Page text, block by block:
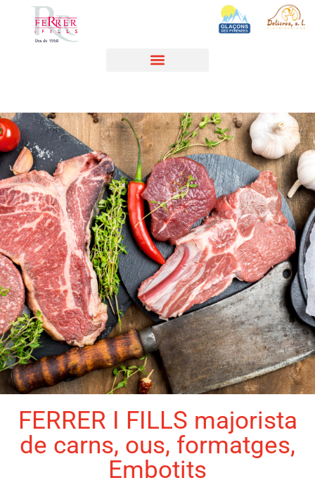
FERRER I FILLS majorista
de carns, ous, formatges,
Embotits